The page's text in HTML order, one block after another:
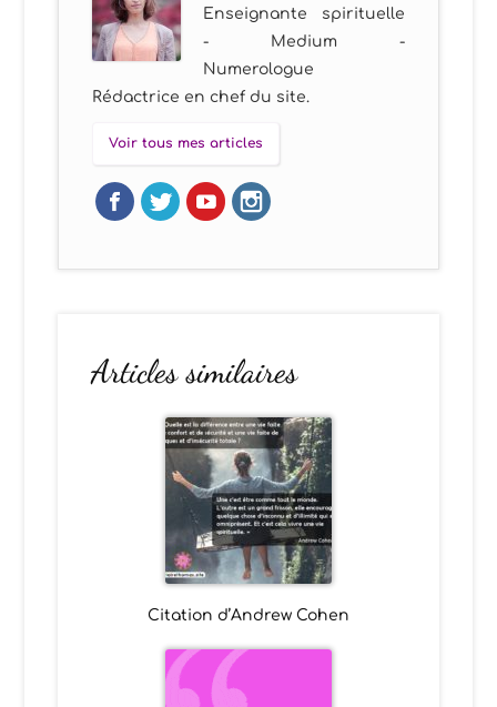
Enseignante spirituelle
- Medium -
Numerologue
Rédactrice en chef du site.
Voir tous mes articles
Articles similaires
Citation d’Andrew Cohen